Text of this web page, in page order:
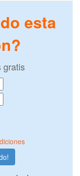
esta
gratis